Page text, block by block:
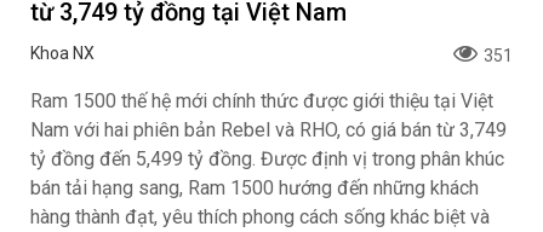
từ 3,749 tỷ đồng tại Việt Nam
Khoa NX 351
Ram 1500 thế hệ mới chính thức được giới thiệu tại Việt
Nam với hai phiên bản Rebel và RHO, có giá bán từ 3,749
tỷ đồng đến 5,499 tỷ đồng. Được định vị trong phân khúc
bán tải hạng sang, Ram 1500 hướng đến những khách
hàng thành đạt, yêu thích phong cách sống khác biệt và